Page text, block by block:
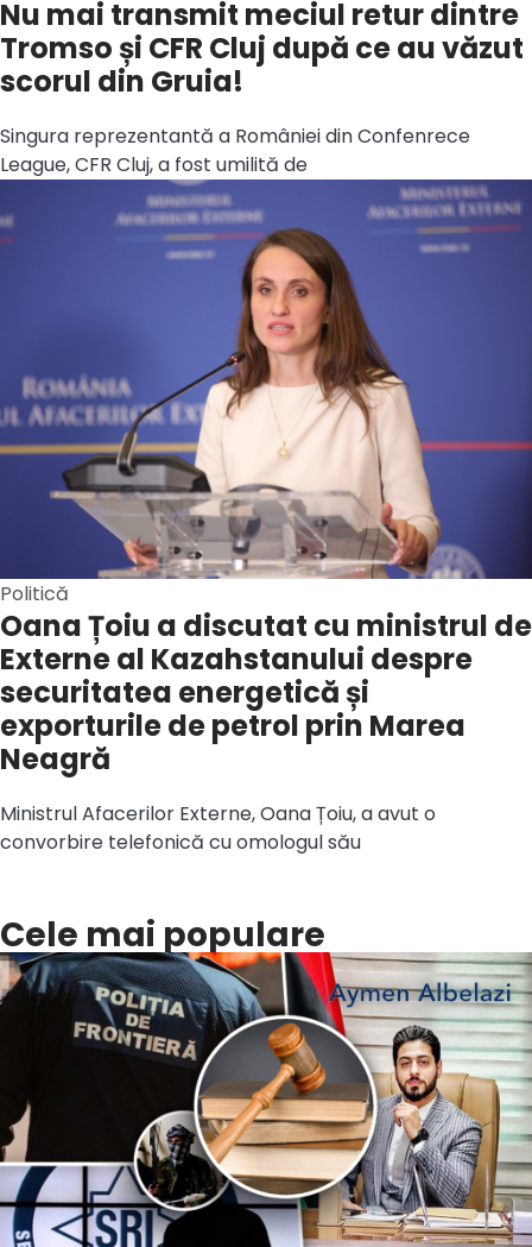
Nu mai transmit meciul retur dintre
Tromso și CFR Cluj după ce au văzut
scorul din Gruia!
Singura reprezentantă a României din Confenrece
League, CFR Cluj, a fost umilită de
Politică
Oana Țoiu a discutat cu ministrul de
Externe al Kazahstanului despre
securitatea energetică și
exporturile de petrol prin Marea
Neagră
Ministrul Afacerilor Externe, Oana Țoiu, a avut o
convorbire telefonică cu omologul său
Cele mai populare